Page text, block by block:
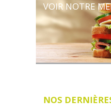
VOIR NOTRE
NOS